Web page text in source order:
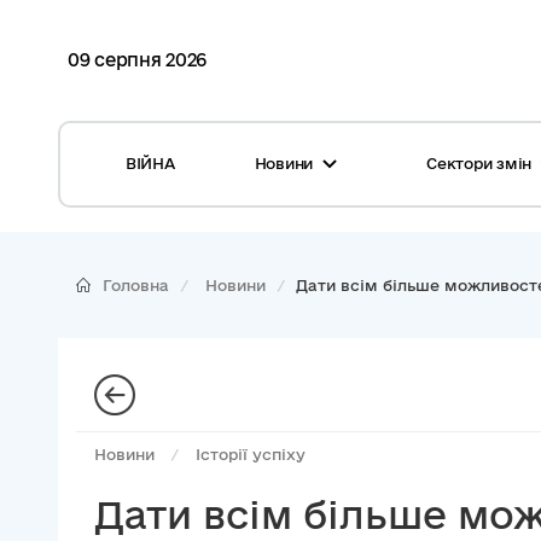
09 серпня 2026
ВІЙНА Новини
Глосарій
Репортажі з громад
Хмара тегів
Сектори змін
Медицина
Безпека
Головна Новини Дати всім більше
Новини / Історії успіху
Дати всім більше